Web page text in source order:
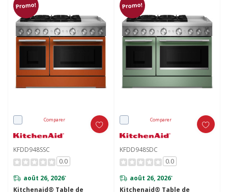
Promo!
Comparer
KFDD948SSC
0.0
août 26, 2026*
Kitchenaid® Table de
Promo!
Comparer
KFDD948SDC
0.0
août 26, 2026*
Kitchenaid® Table de